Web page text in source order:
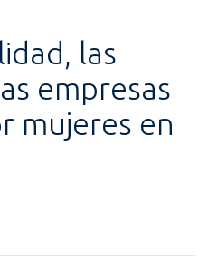
las
empresas
mujeres en